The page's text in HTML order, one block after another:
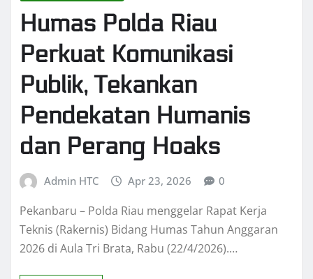
Humas Polda Riau
Perkuat Komunikasi
Publik, Tekankan
Pendekatan Humanis
dan Perang Hoaks
Admin HTC Apr 23, 2026 0
Pekanbaru – Polda Riau menggelar Rapat Kerja
Teknis (Rakernis) Bidang Humas Tahun Anggaran
2026 di Aula Tri Brata, Rabu (22/4/2026).…